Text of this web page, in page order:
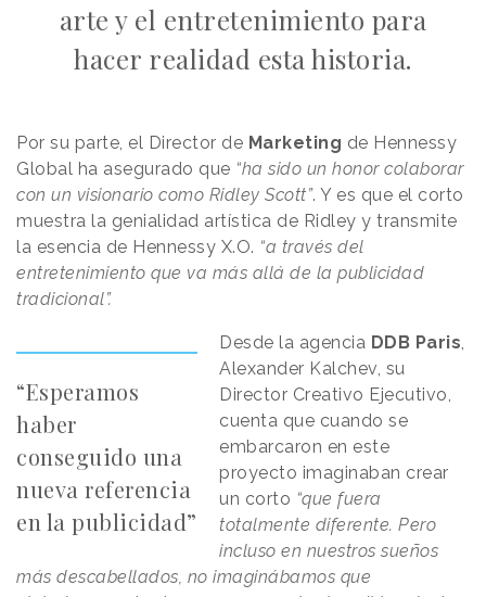
arte y el entretenimiento para
hacer realidad esta historia.
Por su parte, el Director de Marketing de Hennessy
Global ha asegurado que “ha sido un honor colaborar
con un visionario como Ridley Scott”. Y es que el corto
muestra la genialidad artística de Ridley y transmite
la esencia de Hennessy X.O. “a través del
entretenimiento que va más allá de la publicidad
tradicional”.
“Esperamos
haber
conseguido una
nueva referencia
en la publicidad”
Desde la agencia DDB Paris,
Alexander Kalchev, su
Director Creativo Ejecutivo,
cuenta que cuando se
embarcaron en este
proyecto imaginaban crear
un corto “que fuera
totalmente diferente. Pero
incluso en nuestros sueños
más descabellados, no imaginábamos que